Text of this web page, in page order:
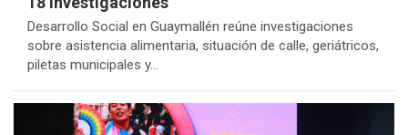
Desarrollo Social en Guaymallén reúne investigaciones
sobre asistencia alimentaria, situación de calle, geriátricos,
piletas municipales y…